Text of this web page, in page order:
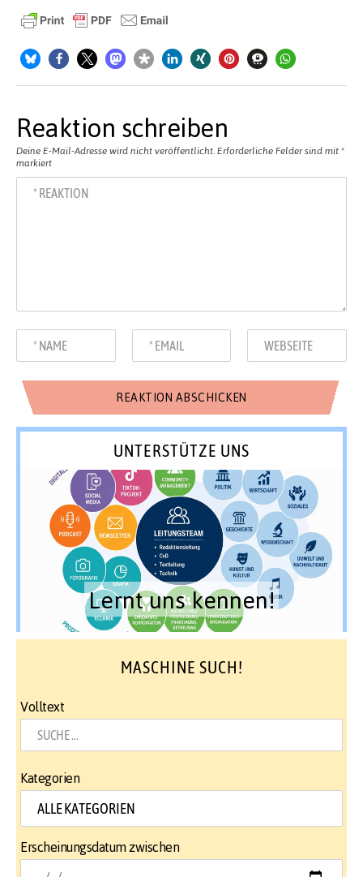
Reaktion schreiben
Deine E-Mail-Adresse wird nicht veröffentlicht. Erforderliche Felder sind mit *
markiert
UNTERSTÜTZE UNS
Lernt uns kennen!
MASCHINE SUCH!
Volltext
Kategorien
Erscheinungsdatum zwischen